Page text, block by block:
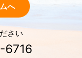
へ
さい